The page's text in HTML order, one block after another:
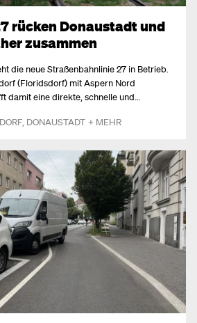
rücken Donaustadt und
zusammen
die neue Straßenbahnlinie 27 in Betrieb.
(Floridsdorf) mit Aspern Nord
damit eine direkte, schnelle und
DONAUSTADT + MEHR